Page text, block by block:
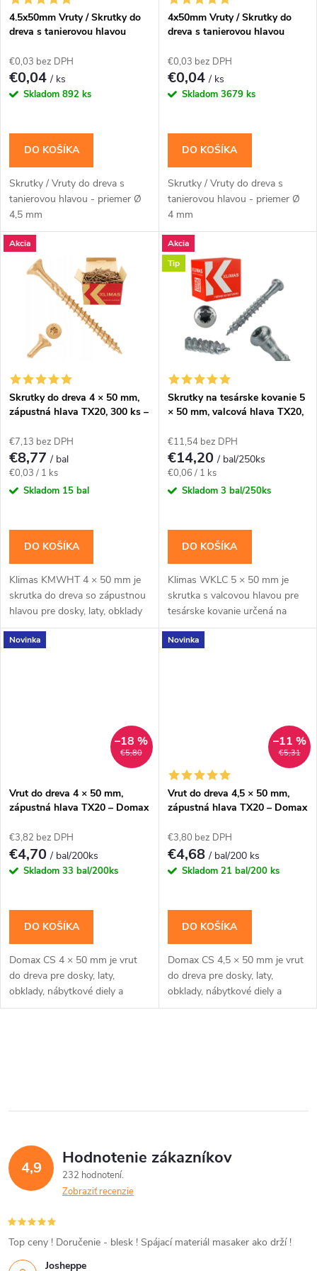
e
p
r
o
d
u
k
s
p
r
u
k
t
4.5x50mm Vruty / Skrutky do
dreva s tanierovou hlavou
€0,03 bez DPH
€0,04/ ks
Skladom 892 ks
DO KOŠÍKA
Skrutky / Vruty do dreva s
tanierovou hlavou - priemer Ø
4,5 mm
4x50mm Vruty / Skrutky do
dreva s tanierovou hlavou
€0,03 bez DPH
€0,04/ ks
Skladom 3679 ks
DO KOŠÍKA
Skrutky / Vruty do dreva s
tanierovou hlavou - priemer Ø
4 mm
Akcia
Skrutky do dreva 4 × 50 mm,
zápustná hlava TX20, 300 ks –
€7,13 bez DPH
€8,77/ bal
Jednotková
cena:
€0,03 / 1 ks
Skladom 15 bal
DO KOŠÍKA
Klimas KMWHT 4 × 50 mm je
skrutka do dreva so zápustnou
hlavou pre dosky, laty, obklady
a bežné dielenské montáže.Na
montáž použite bit TX20.
Akcia
Tip
Skrutky na tesárske kovanie 5
× 50 mm, valcová hlava TX20,
€11,54 bez DPH
€14,20/ bal/250ks
Jednotková
cena:
€0,06 / 1 ks
Skladom 3 bal/250ks
DO KOŠÍKA
Klimas WKLC 5 × 50 mm je
skrutka s valcovou hlavou pre
tesárske kovanie určená na
upevnenie uholníkov,
trámových závesov, pätiek a
Novinka
€5,80
–18 %
Vrut do dreva 4 × 50 mm,
zápustná hlava TX20 – Domax
€3,82 bez DPH
€4,70/ bal/200ks
Skladom 33 bal/200ks
DO KOŠÍKA
Domax CS 4 × 50 mm je vrut
do dreva pre dosky, laty,
obklady, nábytkové diely a
menšie montáže, kde má hlava
Novinka
€5,31
–11 %
Vrut do dreva 4,5 × 50 mm,
zápustná hlava TX20 – Domax
€3,80 bez DPH
€4,68/ bal/200 ks
Skladom 21 bal/200 ks
DO KOŠÍKA
Domax CS 4,5 × 50 mm je vrut
do dreva pre dosky, laty,
obklady, nábytkové diely a
menšie montáže, kde má hlava
l
d
a
c
i
4,9 Hodnotenie zákazníkov
232 hodnotení
Zobraziť recenzie
Josheppe
Top ceny ! Doručenie - blesk ! Spájací materiál masaker ako drží !